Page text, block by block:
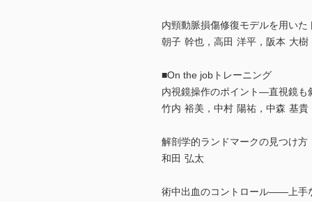
内頸動脈損傷修復モデルを用い
朝子 幹也，高田 洋平，阪本 大樹
■On the jobトレーニング
内視鏡操作のポイント―直視鏡も
竹内 裕美，中村 陽祐，中森 基貴
解剖学的ランドマークの見つけ方
和田 弘太
術中出血のコントロール――上手